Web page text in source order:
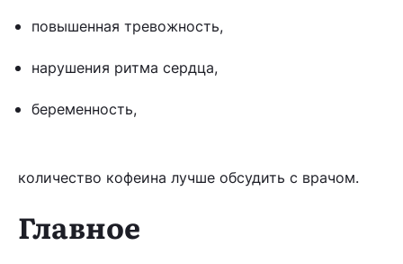
повышенная тревожность,
нарушения ритма сердца,
беременность,
количество кофеина лучше обсудить с врачом.
Главное